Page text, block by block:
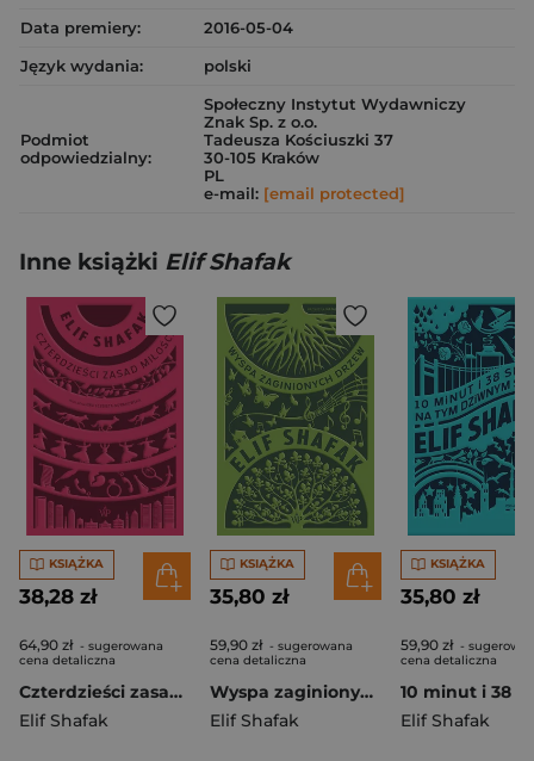
Data premiery:
2016-05-04
Język wydania:
polski
Podmiot
odpowiedzialny:
Społeczny Instytut Wydawniczy
Znak Sp. z o.o.
Tadeusza Kościuszki 37
30-105 Kraków
PL
e-mail: [email protected]
Inne książki Elif Shafak
KSIĄŻKA
38,28 zł
64,90 zł - sugerowana
cena detaliczna
Czterdzieści zasad miłości
Elif Shafak
KSIĄŻKA
35,80 zł
59,90 zł - sugerowana
cena detaliczna
Wyspa zaginionych drzew wyd. 2025
Elif Shafak
KSIĄŻKA
35,80 zł
59,90 zł -
cena detaliczna
Elif Shafak